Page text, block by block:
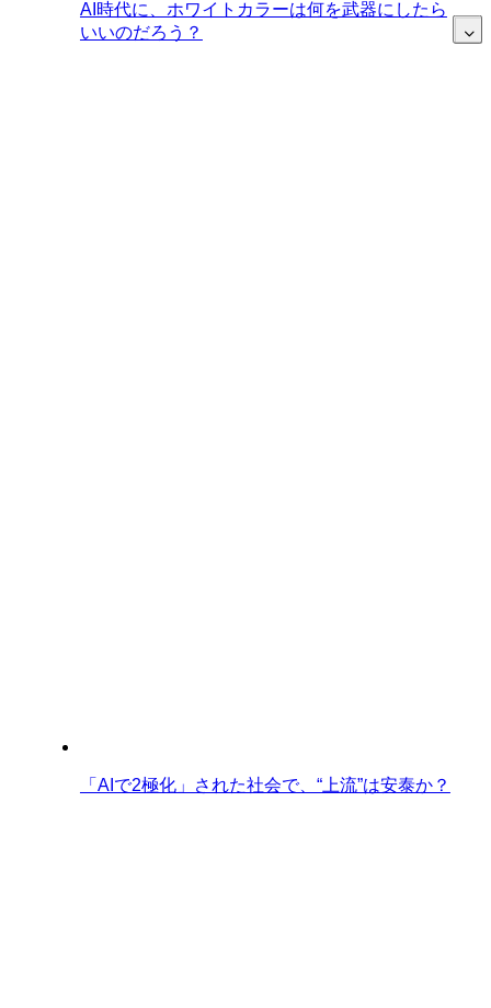
AI時代に、ホワイトカラーは何を武器にしたら
いいのだろう？
「AIで2極化」された社会で、“上流”は安泰か？